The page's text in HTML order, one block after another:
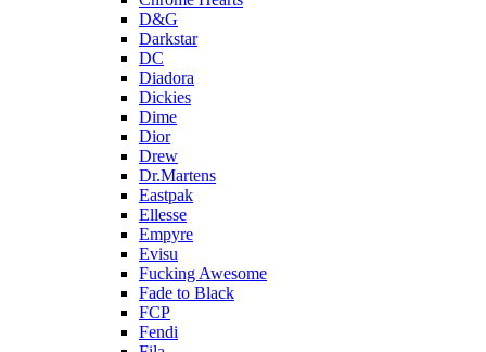
D&G
Darkstar
DC
Diadora
Dickies
Dime
Dior
Drew
Dr.Martens
Eastpak
Ellesse
Empyre
Evisu
Fucking Awesome
Fade to Black
FCP
Fendi